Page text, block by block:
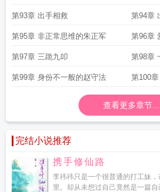
第93章 出手相救 第94章
第95章 非正常思维的朱正军 第96章
第97章 三跪九叩 第98章
第99章 身份不一般的赵守法 第100
查看更多章节...
完结小说推荐
携手修仙路
李祎祎只是一个很普通的打工妹
里。却从未想过自己竟然是一篇